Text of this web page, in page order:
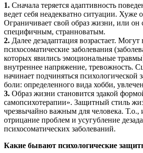
1. Сначала теряется адаптивность
ведет себя неадекватно ситуации. Хуже
Ограничивает свой образ жизни, или он
специфичным, странноватым.
2. Далее дезадаптация возрастает. Могут
психосоматические заболевания
которых явились эмоциональные
внутреннее напряжение, тревожность.
начинает подчиняться психологической
боли: определенного вида хобби,
3. Образ жизни становится эдакой
самопсихотерапии». Защитный стиль
чрезвычайно важным для человека. Т.о.,
отрицание проблем и усугубление
психосоматических заболеваний.
Какие бывают психологические